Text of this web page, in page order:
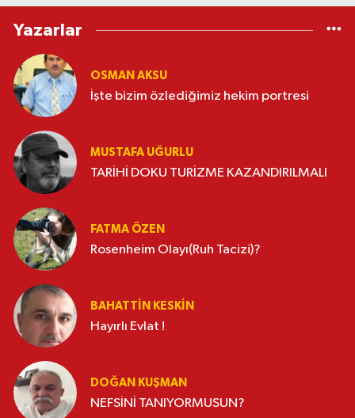
Yazarlar
OSMAN AKSU
İşte bizim özlediğimiz hekim portresi
MUSTAFA UĞURLU
TARİHİ DOKU TURİZME KAZANDIRILMALI
FATMA ÖZEN
Rosenheim Olayı(Ruh Tacizi)?
BAHATTIN KESKİN
Hayırlı Evlat !
DOĞAN KUŞMAN
NEFSİNİ TANIYORMUSUN?